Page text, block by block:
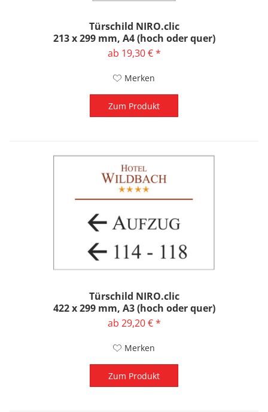
Türschild NIRO.clic
213 x 299 mm, A4 (hoch oder quer)
ab 19,30 € *
Merken
Zum Produkt
Türschild NIRO.clic
422 x 299 mm, A3 (hoch oder quer)
ab 29,20 € *
Merken
Zum Produkt